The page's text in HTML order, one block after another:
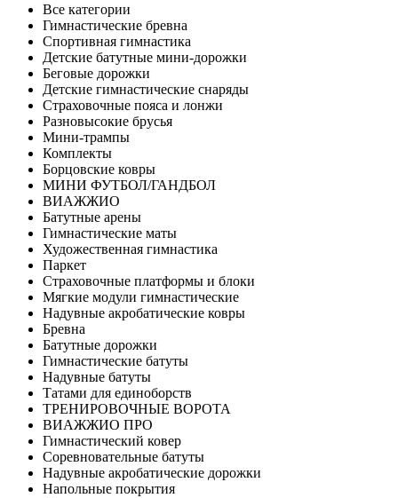
Все категории
Гимнастические бревна
Спортивная гимнастика
Детские батутные мини-дорожки
Беговые дорожки
Детские гимнастические снаряды
Страховочные пояса и лонжи
Разновысокие брусья
Мини-трампы
Комплекты
Борцовские ковры
МИНИ ФУТБОЛ/ГАНДБОЛ
ВИАЖЖИО
Батутные арены
Гимнастические маты
Художественная гимнастика
Паркет
Страховочные платформы и блоки
Мягкие модули гимнастические
Надувные акробатические ковры
Бревна
Батутные дорожки
Гимнастические батуты
Надувные батуты
Татами для единоборств
ТРЕНИРОВОЧНЫЕ ВОРОТА
ВИАЖЖИО ПРО
Гимнастический ковер
Соревновательные батуты
Надувные акробатические дорожки
Напольные покрытия